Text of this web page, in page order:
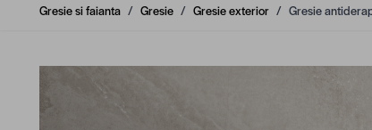
Gresie si faianta / Gresie / Gresie exterior / Gresie